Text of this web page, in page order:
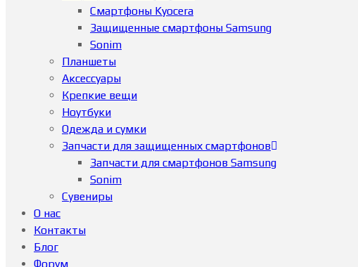
Смартфоны Kyocera
Защищенные смартфоны Samsung
Sonim
Планшеты
Аксессуары
Крепкие вещи
Ноутбуки
Одежда и сумки
Запчасти для защищенных смартфонов
Запчасти для смартфонов Samsung
Sonim
Сувениры
О нас
Контакты
Блог
Форум